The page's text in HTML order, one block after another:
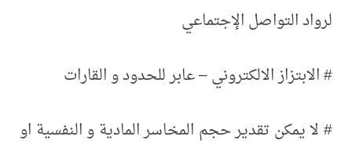
لرواد التواصل الإجتماعي
# الابتزاز الالكتروني – عابر للحدود و القارات
# لا يمكن تقدير حجم المخاسر المادية و النفسية او